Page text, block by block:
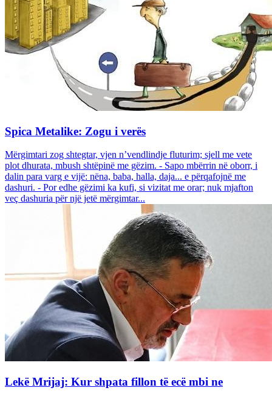
Spica Metalike: Zogu i verës
Mërgimtari zog shtegtar, vjen n’vendlindje fluturim; sjell me vete
plot dhurata, mbush shtëpinë me gëzim. - Sapo mbërrin në oborr, i
dalin para varg e vijë: nëna, baba, halla, daja... e përqafojnë me
dashuri. - Por edhe gëzimi ka kufi, si vizitat me orar; nuk mjafton
veç dashuria për një jetë mërgimtar...
Lekë Mrijaj: Kur shpata fillon të ecë mbi ne